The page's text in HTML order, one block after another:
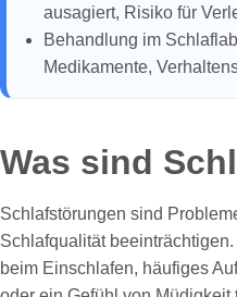
ausagiert, Risiko für
Behandlung im
Medikamente,
Was sind
Schlafstörungen sind
Schlafqualität
beim Einschlafen, häufiges